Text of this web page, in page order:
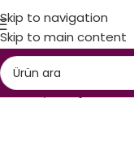
Skip to navigation
Skip to main content
Ana Sayfa Dijital